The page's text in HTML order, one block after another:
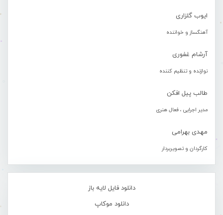
ایوب گلزاری
آهنگساز و خواننده
آرشام غفوری
نوازنده و تنظیم کننده
طالب پیل افکن
مدیر اجرایی ، فعال هنری
مهدی بهرامی
کارگردان و تصویربردار
دانلود فایل لایه باز
دانلود موکاپ